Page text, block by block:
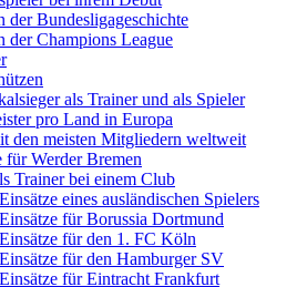
der Bundesligageschichte
der Champions League
als Trainer und als Spieler
pro Land in Europa
den meisten Mitgliedern weltweit
Werder Bremen
Trainer bei einem Club
eines ausländischen Spielers
für Borussia Dortmund
für den 1. FC Köln
für den Hamburger SV
für Eintracht Frankfurt